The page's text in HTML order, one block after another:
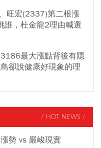
旺宏(2337)第二根漲
誰，杜金龍2理由喊選
最大漲點背後有隱
卻說健康好現象的理
/ HOT NEWS /
勢 vs 嚴峻現實